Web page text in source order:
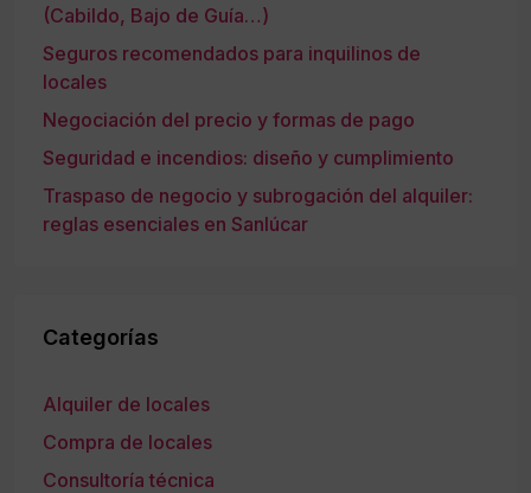
(Cabildo, Bajo de Guía…)
Seguros recomendados para inquilinos de
locales
Negociación del precio y formas de pago
Seguridad e incendios: diseño y cumplimiento
Traspaso de negocio y subrogación del alquiler:
reglas esenciales en Sanlúcar
Categorías
Alquiler de locales
Compra de locales
Consultoría técnica